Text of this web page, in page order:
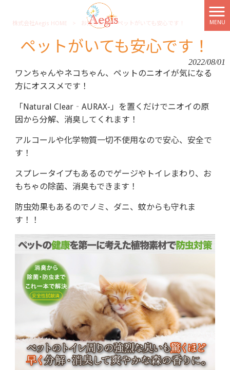
MENU
株式会社Aegis HOME > お知らせ > ペットがいても安心です！
ペットがいても安心です！
2022/08/01
ワンちゃんやネコちゃん、ペットのニオイが気になる
方にオススメです！
「Natural Clear‐AURAX-」を置くだけでニオイの原
因から分解、消臭してくれます！
アルコールや化学物質一切不使用なので安心、安全で
す！
スプレータイプもあるのでゲージやトイレまわり、お
もちゃの除菌、消臭もできます！
防虫効果もあるのでノミ、ダニ、蚊からも守れま
す ！！